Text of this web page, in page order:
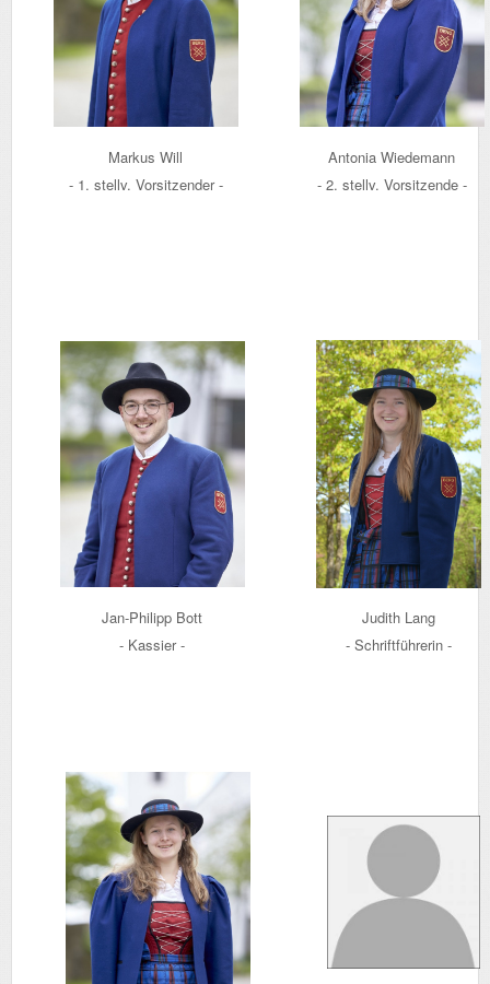
Markus Will
- 1. stellv. Vorsitzender -
Antonia Wiedemann
- 2. stellv. Vorsitzende -
Jan-Philipp Bott
- Kassier -
Judith Lang
- Schriftführerin -